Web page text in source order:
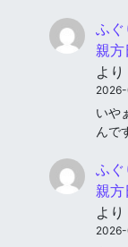
ふ
親
より
いや
んで
ふ
親
より